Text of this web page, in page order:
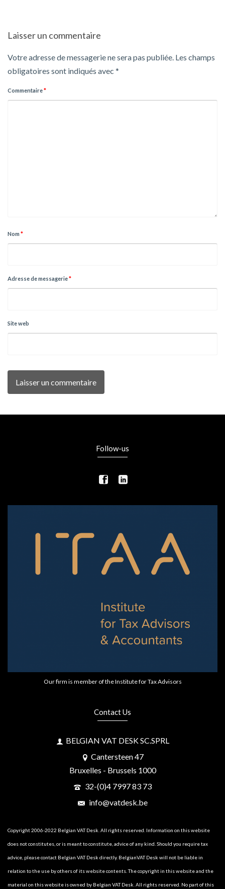
Laisser un commentaire
Votre adresse de messagerie ne sera pas publiée. Les champs
obligatoires sont indiqués avec *
Commentaire*
Nom *
Adresse de messagerie*
Site web
Follow-us
Our firm is member of the Institute for Tax Advisors
Contact Us
BELGIAN VAT DESK SC.SPRL
Cantersteen 47
Bruxelles - Brussels 1000
32-(0)4 7997 83 73
info@vatdesk.be
Copyright 2006-2022 Belgian VAT Desk. All rights reserved. Information on this website
does not constitutes, or is meant to constitute, advice of any kind. Should you require tax
advice, please contact Belgian VAT Desk directly. BelgianVAT Desk will not be liable in
relation to the use by others of its website contents. The copyright in this website and the
material on this website is owned by Belgian VAT Desk. All rights reserved. No part of this